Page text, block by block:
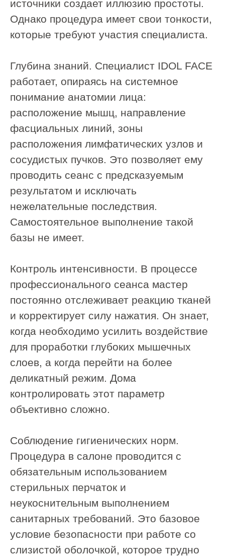
Техника выполнения:
как проходит
процедура
Этап 1. Подготовка и лимфодренаж
Работа начинается с шеи и зоны оттока
лимфы. Это снижает отёчность и
подготавливает ткани к глубокой
Этап 2. Внешняя миофасциальная
работа
Специалист разминает жевательную
зону, скулы, подбородок.
глубокого разминания
фасциального растяжения
точечного расслабления триггерных
Мастер надевает стерильные перчатки
и аккуратно вводит пальцы в полость
рта.
Мышца фиксируется с двух сторон —
изнутри и снаружи.
Происходит мягкое растяжение,
расслабление и возвращение мышце
её физиологической длины.
Это позволяет:
снять глубокий спазм
восстановить подвижность тканей
улучшить кровоснабжение
анатомическим ориентирам.
Записаться на услугу
Кому подойдет
В восточной медицине зона челюсти
считается местом накопления гнева,